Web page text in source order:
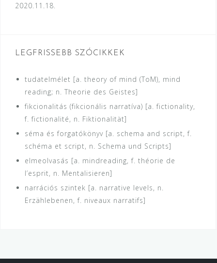
2020.11.18.
LEGFRISSEBB SZÓCIKKEK
tudatelmélet [a. theory of mind (ToM), mind
reading; n. Theorie des Geistes]
fikcionalitás (fikcionális narratíva) [a. fictionality,
f. fictionalité, n. Fiktionalität]
séma és forgatókönyv [a. schema and script, f.
schéma et script, n. Schema und Scripts]
elmeolvasás [a. mindreading, f. théorie de
l’esprit, n. Mentalisieren]
narrációs szintek [a. narrative levels, n.
Erzählebenen, f. niveaux narratifs]